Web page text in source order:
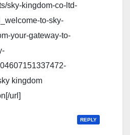
sky-kingdom-co-ltd-
to-sky-
your-gateway-to-
kingdom
url]
REPLY